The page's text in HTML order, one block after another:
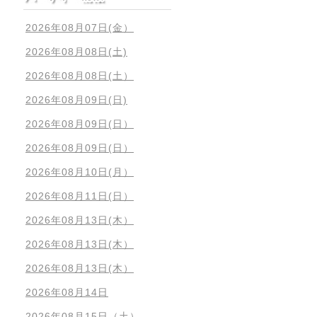
2026年08月07日(金）
2026年08月08日(土)
2026年08月08日(土）
2026年08月09日(日)
2026年08月09日(日）
2026年08月09日(日）
2026年08月10日(月）
2026年08月11日(日）
2026年08月13日(木）
2026年08月13日(木）
2026年08月13日(木）
2026年08月14日